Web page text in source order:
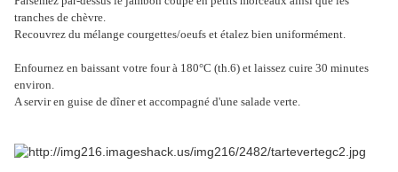
tranches de chèvre.
Recouvrez du mélange courgettes/oeufs et étalez bien uniformément.
Enfournez en baissant votre four à 180°C (th.6) et laissez cuire 30 minutes
environ.
A servir en guise de dîner et accompagné d'une salade verte.